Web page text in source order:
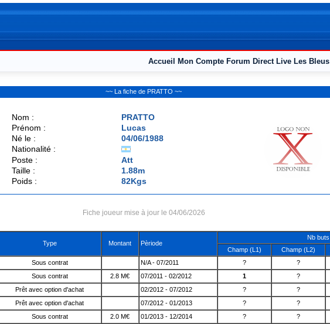
Accueil Mon Compte Forum Direct Live Les Bleus
~~ La fiche de PRATTO ~~
Nom :
PRATTO
Prénom :
Lucas
Né le :
04/06/1988
Nationalité :
Poste :
Att
Taille :
1.88m
Poids :
82Kgs
Fiche joueur mise à jour le 04/06/2026
Type Montant Pèriode
Nb buts
Champ (L1)
Champ (L2)
Sous contrat N/A - 07/2011 ? ?
Sous contrat 2.8 M€ 07/2011 - 02/2012 1 ?
Prêt avec option d'achat 02/2012 - 07/2012 ? ?
Prêt avec option d'achat 07/2012 - 01/2013 ? ?
Sous contrat 2.0 M€ 01/2013 - 12/2014 ? ?